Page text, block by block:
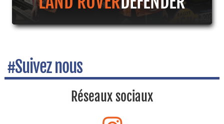
#Suivez nous
Réseaux sociaux